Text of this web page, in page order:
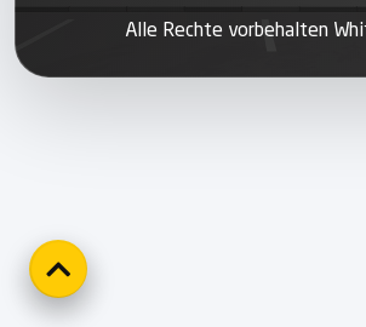
Alle Rechte vorbehalten